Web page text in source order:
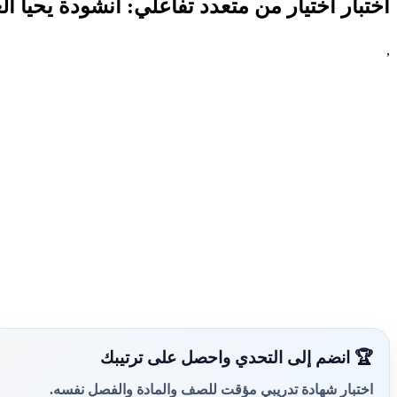
اختبار اختيار من متعدد تفاعلي: انشودة يحيا
,
🏆 انضم إلى التحدي واحصل على ترتيبك
اختبار شهادة تدريبي مؤقت للصف والمادة والفصل نفسه.